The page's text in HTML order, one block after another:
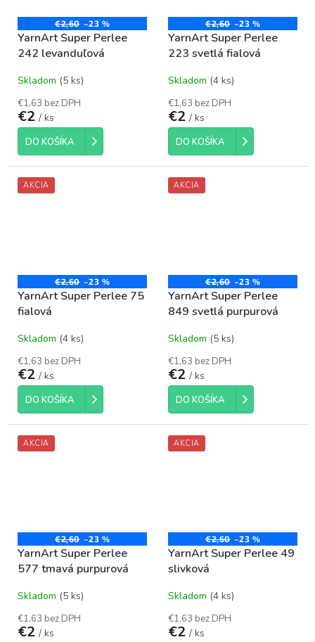
€2,60 –23 %
YarnArt Super Perlee
242 levanduľová
Skladom (5 ks)
€1,63 bez DPH
€2 / ks
DO KOŠÍKA
€2,60 –23 %
YarnArt Super Perlee
223 svetlá fialová
Skladom (4 ks)
€1,63 bez DPH
€2 / ks
DO KOŠÍKA
AKCIA
€2,60 –23 %
YarnArt Super Perlee 75
fialová
Skladom (4 ks)
€1,63 bez DPH
€2 / ks
DO KOŠÍKA
AKCIA
€2,60 –23 %
YarnArt Super Perlee
849 svetlá purpurová
Skladom (5 ks)
€1,63 bez DPH
€2 / ks
DO KOŠÍKA
AKCIA
€2,60 –23 %
YarnArt Super Perlee
577 tmavá purpurová
Skladom (5 ks)
€1,63 bez DPH
€2 / ks
AKCIA
€2,60 –23 %
YarnArt Super Perlee 49
slivková
Skladom (4 ks)
€1,63 bez DPH
€2 / ks